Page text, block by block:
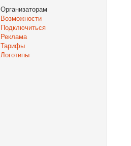
Организаторам
Возможности
Подключиться
Реклама
Тарифы
Логотипы